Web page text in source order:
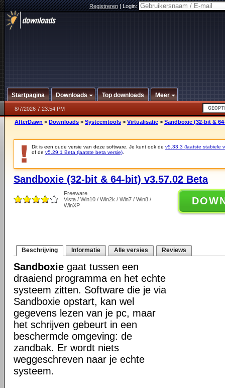
Registreren|Login:
Startpagina Downloads Top downloads Meer
8/7/2026 7:23:54 PM
AfterDawn > Downloads > Systeemtools > Virtualisatie > Sandboxie (32-bit &
Dit is een oude versie van deze software. Je kunt ook de v5.33.3 (laatste stabiele
of de v5.29.1 Beta (laatste beta versie)
Sandboxie (32-bit & 64-bit) v3.57.02 Beta
Freeware
Vista / Win10 / Win2k / Win7 / Win8 /
WinXP
Beschrijving Informatie Alle versies Reviews
Sandboxie gaat tussen een
draaiend programma en het echte
systeem zitten. Software die je via
Sandboxie opstart, kan wel
gegevens lezen van je pc, maar
het schrijven gebeurt in een
beschermde omgeving: de
zandbak. Er wordt niets
weggeschreven naar je echte
systeem.